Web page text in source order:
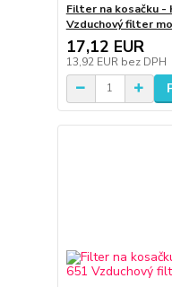
Filter na kosačku -
Vzduchový filter
17,12 EUR
13,92 EUR bez DPH